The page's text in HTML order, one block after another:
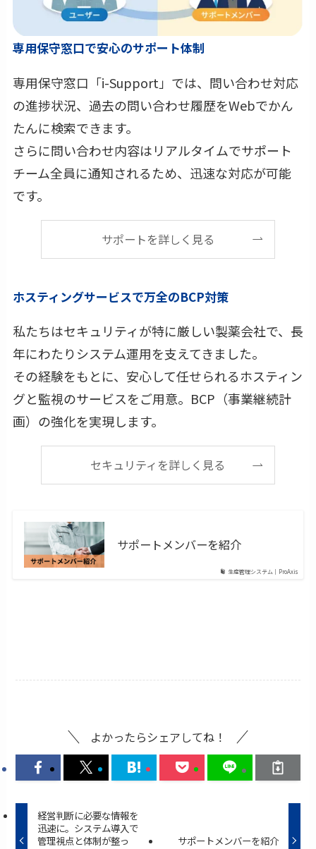
専用保守窓口で安心のサポート体制
専用保守窓口「i-Support」では、問い合わせ対応
の進捗状況、過去の問い合わせ履歴をWebでかん
たんに検索できます。
さらに問い合わせ内容はリアルタイムでサポート
チーム全員に通知されるため、迅速な対応が可能
です。
サポートを詳しく見る
ホスティングサービスで万全のBCP対策
私たちはセキュリティが特に厳しい製薬会社で、長
年にわたりシステム運用を支えてきました。
その経験をもとに、安心して任せられるホスティン
グと監視のサービスをご用意。BCP（事業継続計
画）の強化を実現します。
セキュリティを詳しく見る
生産管理システム｜ProAxis
サポートメンバーを紹介
よかったらシェアしてね！
経営判断に必要な情報を
迅速に。システム導入で
管理視点と体制が整っ
サポートメンバーを紹介